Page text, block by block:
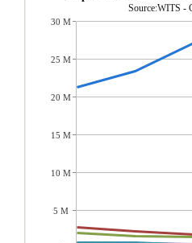
Source:WITS -
30 M
25 M
20 M
15 M
10 M
5 M